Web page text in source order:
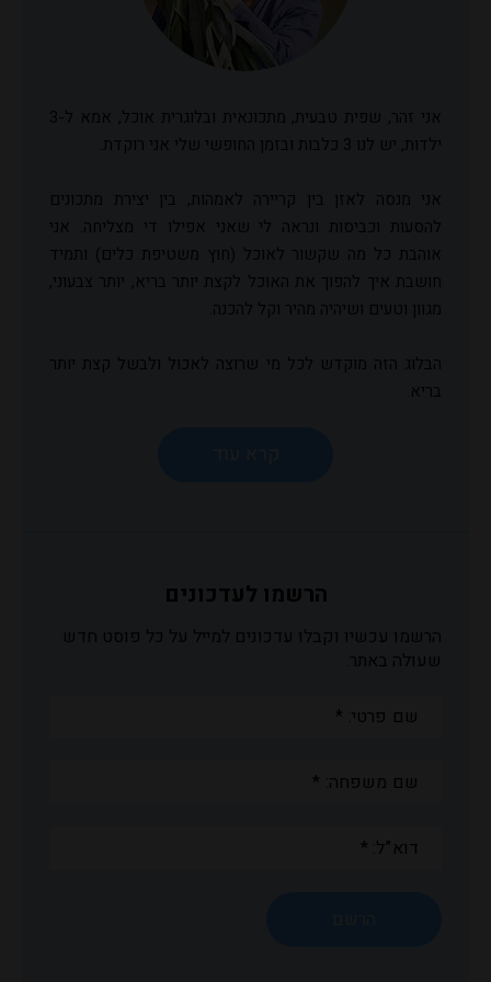
אני זהר, שפית טבעית, מתכונאית ובלוגרית אוכל, אמא ל-3
ילדות, יש לנו 3 כלבות ובזמן החופשי שלי אני רוקדת.
אני מנסה לאזן בין קריירה לאמהות, בין יצירת מתכונים
להסעות וכביסות ונראה לי שאני אפילו די מצליחה. אני
אוהבת כל מה שקשור לאוכל (חוץ משטיפת כלים) ותמיד
חושבת איך להפוך את האוכל לקצת יותר בריא, יותר צבעוני,
מגוון וטעים ושיהיה מהיר וקל להכנה.
הבלוג הזה מוקדש לכל מי שרוצה לאכול ולבשל קצת יותר
בריא.
הרשמו לעדכונים
הרשמו עכשיו וקבלו עדכונים למייל על כל פוסט חדש
שעולה באתר.
פרטי:
משפחה:
דוא”ל: